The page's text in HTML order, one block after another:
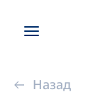
Назад